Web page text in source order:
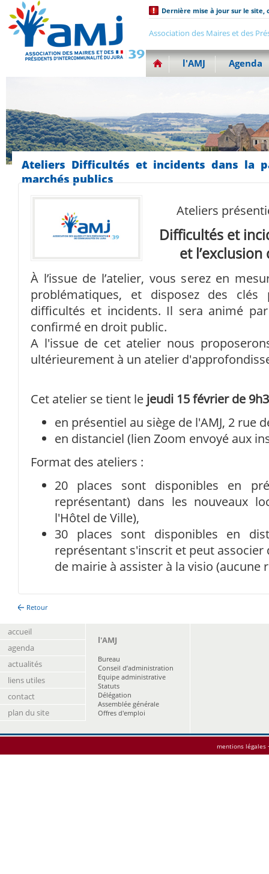
Dernière mise à jour sur le site,
Association des Maires et des
l'AMJ Agenda
Ateliers Difficultés et incidents dans la
marchés publics
Ateliers
Difficultés et
et
À l’issue de l’atelier, vous serez en
problématiques, et disposez des
difficultés et incidents. Il sera animé
confirmé en droit public.
A l'issue de cet atelier nous
ultérieurement à un atelier
Cet atelier se tient le jeudi 15 février de
en présentiel au siège de l'AMJ, 2 rue
en distanciel (lien Zoom envoyé aux
Format des ateliers :
20 places sont disponibles en
représentant) dans les nouveaux
l'Hôtel de Ville),
30 places sont disponibles en
représentant s'inscrit et peut associer
de mairie à assister à la visio (aucune
Retour
accueil
agenda
actualités
liens utiles
contact
plan du site
l'AMJ
Bureau
Conseil d’administration
Equipe administrative
Statuts
Délégation
Assemblée générale
Offres d'emploi
mentions légales